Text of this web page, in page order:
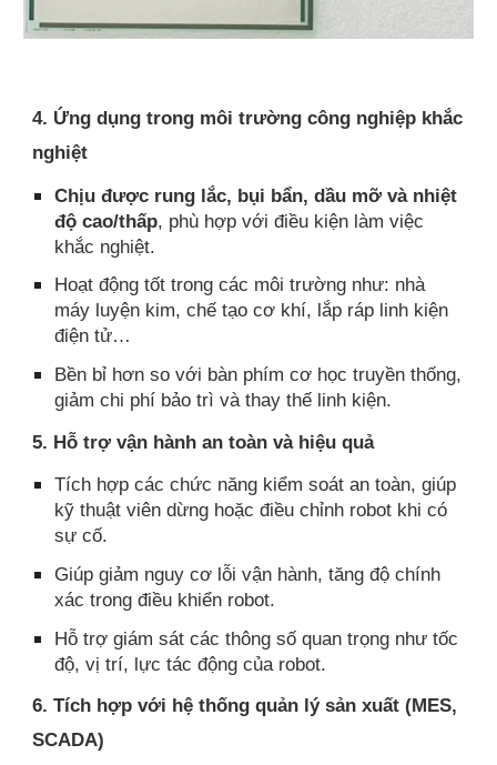
4. Ứng dụng trong môi trường công nghiệp khắc
nghiệt
Chịu được rung lắc, bụi bẩn, dầu mỡ và nhiệt
độ cao/thấp, phù hợp với điều kiện làm việc
khắc nghiệt.
Hoạt động tốt trong các môi trường như: nhà
máy luyện kim, chế tạo cơ khí, lắp ráp linh kiện
điện tử…
Bền bỉ hơn so với bàn phím cơ học truyền thống,
giảm chi phí bảo trì và thay thế linh kiện.
5. Hỗ trợ vận hành an toàn và hiệu quả
Tích hợp các chức năng kiểm soát an toàn, giúp
kỹ thuật viên dừng hoặc điều chỉnh robot khi có
sự cố.
Giúp giảm nguy cơ lỗi vận hành, tăng độ chính
xác trong điều khiển robot.
Hỗ trợ giám sát các thông số quan trọng như tốc
độ, vị trí, lực tác động của robot.
6. Tích hợp với hệ thống quản lý sản xuất (MES,
SCADA)